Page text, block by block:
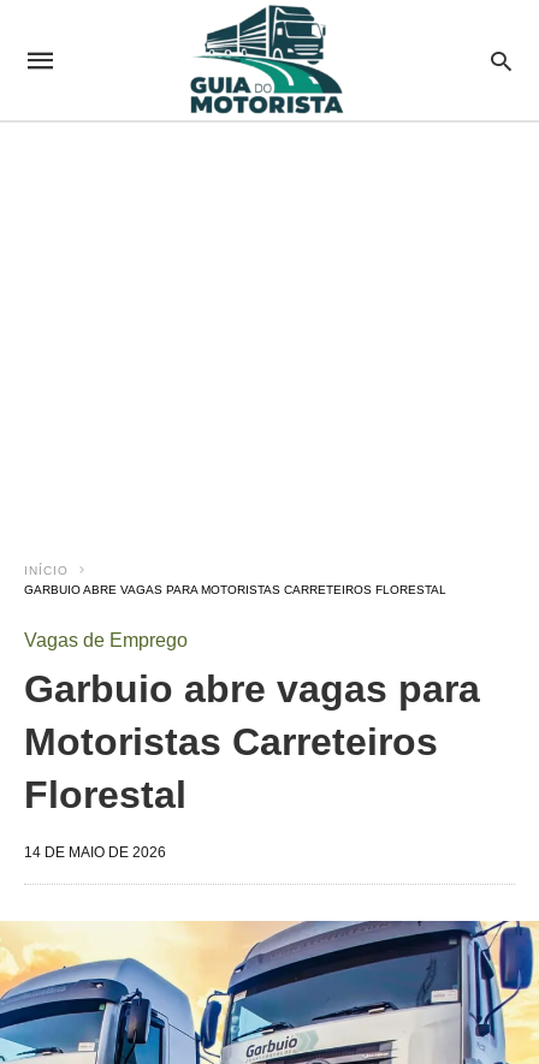
INÍCIO
GARBUIO ABRE VAGAS PARA MOTORISTAS CARRETEIROS FLORESTAL
Vagas de Emprego
Garbuio abre vagas para
Motoristas Carreteiros
Florestal
14 DE MAIO DE 2026